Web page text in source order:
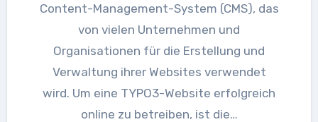
Content-Management-System (CMS), das
von vielen Unternehmen und
Organisationen für die Erstellung und
Verwaltung ihrer Websites verwendet
wird. Um eine TYPO3-Website erfolgreich
online zu betreiben, ist die…